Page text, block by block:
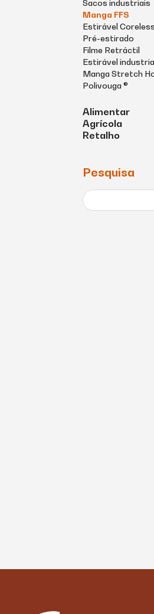
Sacos industriais
Manga FFS
Estirável Coreless
Pré-estirado
Filme Retráctil
Estirável
Manga Stretch
Polivouga ®
Alimentar
Agrícola
Retalho
Pesquisa